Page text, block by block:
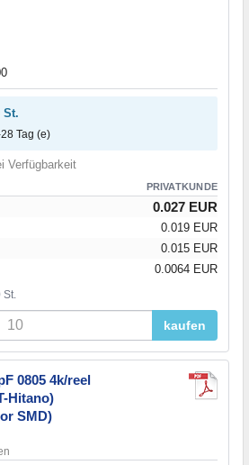
St.
Tag (e)
Verfügbarkeit
PRIVATKUNDE
0.027 EUR
0.019 EUR
0.015 EUR
0.0064 EUR
St.
kaufen
0805 4k/reel
Hitano)
SMD)